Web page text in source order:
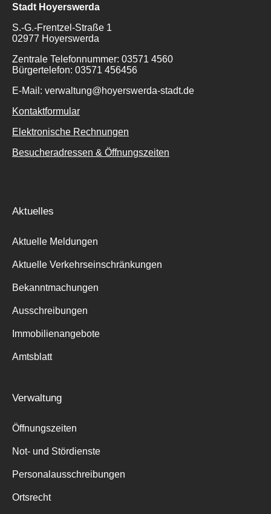
Stadt Hoyerswerda
S.-G.-Frentzel-Straße 1
02977 Hoyerswerda
Zentrale Telefonnummer: 03571 4560
Bürgertelefon: 03571 456456
E-Mail: verwaltung@hoyerswerda-stadt.de
Kontaktformular
Elektronische Rechnungen
Besucheradressen & Öffnungszeiten
Aktuelles
Aktuelle Meldungen
Aktuelle Verkehrseinschränkungen
Bekanntmachungen
Ausschreibungen
Immobilienangebote
Amtsblatt
Verwaltung
Öffnungszeiten
Not- und Stördienste
Personalausschreibungen
Ortsrecht